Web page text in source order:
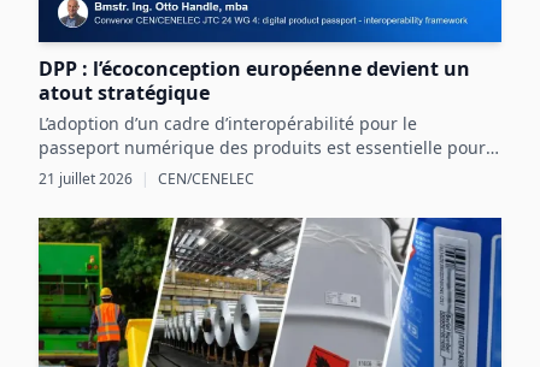
DPP : l’écoconception européenne devient un
atout stratégique
L’adoption d’un cadre d’interopérabilité pour le
passeport numérique des produits est essentielle pour
structurer les données produit et exploiter les
Europe.
21 juillet 2026 | CEN/CENELEC